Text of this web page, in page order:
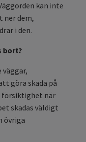
kan inte
ner dem,
i den.
bort?
göra skada på
försiktighet när
skadas väldigt
övriga